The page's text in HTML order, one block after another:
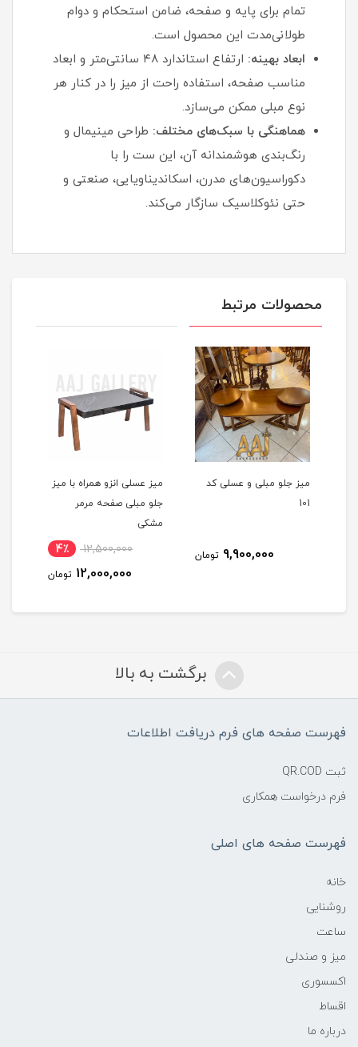
تمام برای پایه و صفحه، ضامن استحکام و دوام
طولانی‌مدت این محصول است.
ابعاد بهینه:
ارتفاع استاندارد ۴۸ سانتی‌متر و ابعاد
مناسب صفحه، استفاده راحت از میز را در کنار هر
نوع مبلی ممکن می‌سازد.
هماهنگی با سبک‌های مختلف: طراحی مینیمال و
رنگ‌بندی هوشمندانه آن، این ست را با
دکوراسیون‌های مدرن، اسکاندیناویایی، صنعتی و
حتی نئوکلاسیک سازگار می‌کند.
محصولات مرتبط
میز جلو مبلی و عسلی کد
101
9,900,000 تومان
میز عسلی انزو همراه با میز
جلو مبلی صفحه مرمر
مشکی
12,500,000 4٪
12,000,000 تومان
برگشت به بالا
فهرست صفحه های فرم دریافت اطلاعات
ثبت QR.COD
فرم درخواست همکاری
فهرست صفحه های اصلی
خانه
روشنایی
ساعت
میز و صندلی
اکسسوری
اقساط
درباره ما